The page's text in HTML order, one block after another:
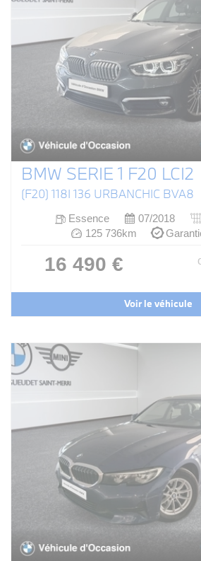
BMW SERIE 1 F20 LCI2
(F20) 118I 136 URBANCHIC BVA8
Essence 07/2018
125 736km
16 490 €
Voir le véhicule